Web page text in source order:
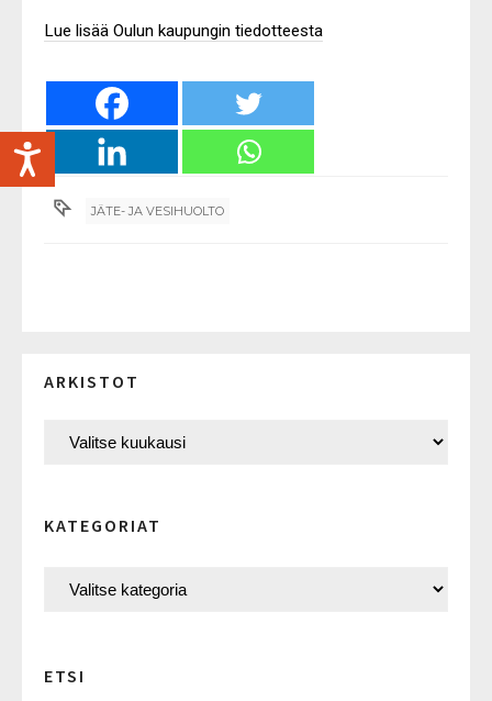
Lue lisää Oulun kaupungin tiedotteesta
JÄTE- JA VESIHUOLTO
ARKISTOT
KATEGORIAT
ETSI